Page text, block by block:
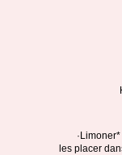
les placer